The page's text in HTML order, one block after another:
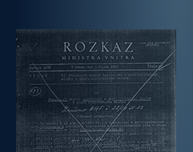
zobrazit PDF dokument